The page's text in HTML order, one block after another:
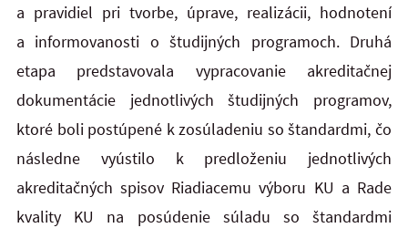
a pravidiel pri tvorbe, úprave, realizácii, hodnotení
a informovanosti o študijných programoch. Druhá
etapa predstavovala vypracovanie akreditačnej
dokumentácie jednotlivých študijných programov,
ktoré boli postúpené k zosúladeniu so štandardmi, čo
následne vyústilo k predloženiu jednotlivých
akreditačných spisov Riadiacemu výboru KU a Rade
kvality KU na posúdenie súladu so štandardmi